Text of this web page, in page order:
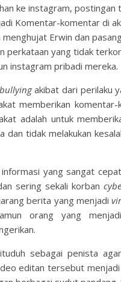
ke instagram,
Komentar-komentar di
Erwin dan
perkataan yang tidak
instagram pribadi mereka.
akibat dari perilaku
memberikan komentar-
adalah untuk
tidak melakukan
yang sangat
sering sekali korban
berita yang menjadi
orang yang
sebagai penista
editan tersebut